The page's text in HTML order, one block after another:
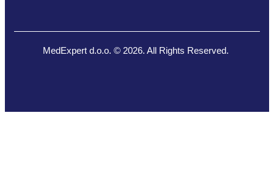
MedExpert d.o.o. © 2026. All Rights Reserved.